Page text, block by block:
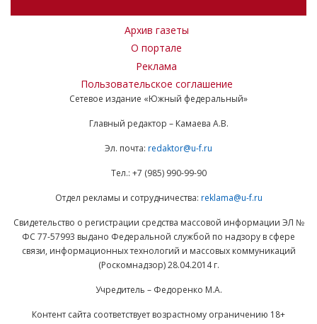
Архив газеты
О портале
Реклама
Пользовательское соглашение
Сетевое издание «Южный федеральный»
Главный редактор – Камаева А.В.
Эл. почта: redaktor@u-f.ru
Тел.: +7 (985) 990-99-90
Отдел рекламы и сотрудничества: reklama@u-f.ru
Свидетельство о регистрации средства массовой информации ЭЛ №
ФС 77-57993 выдано Федеральной службой по надзору в сфере
связи, информационных технологий и массовых коммуникаций
(Роскомнадзор) 28.04.2014 г.
Учредитель – Федоренко М.А.
Контент сайта соответствует возрастному ограничению 18+